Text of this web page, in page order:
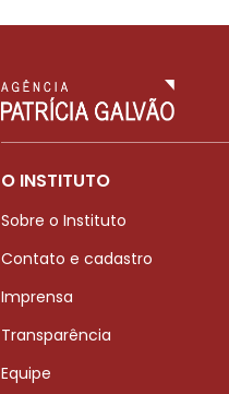
O INSTITUTO
Sobre o Instituto
Contato e cadastro
Imprensa
Transparência
Equipe